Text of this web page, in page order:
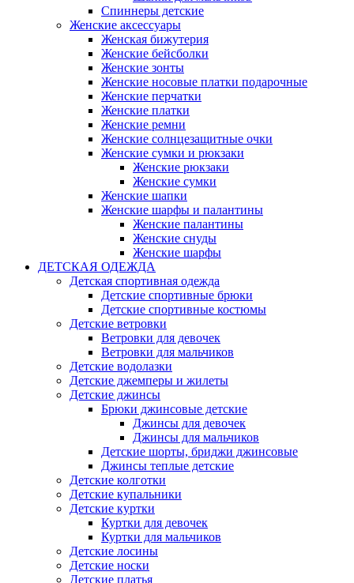
Спиннеры детские
Женские аксессуары
Женская бижутерия
Женские бейсболки
Женские зонты
Женские носовые платки подарочные
Женские перчатки
Женские платки
Женские ремни
Женские солнцезащитные очки
Женские сумки и рюкзаки
Женские рюкзаки
Женские сумки
Женские шапки
Женские шарфы и палантины
Женские палантины
Женские снуды
Женские шарфы
ДЕТСКАЯ ОДЕЖДА
Детская спортивная одежда
Детские спортивные брюки
Детские спортивные костюмы
Детские ветровки
Ветровки для девочек
Ветровки для мальчиков
Детские водолазки
Детские джемперы и жилеты
Детские джинсы
Брюки джинсовые детские
Джинсы для девочек
Джинсы для мальчиков
Детские шорты, бриджи джинсовые
Джинсы теплые детские
Детские колготки
Детские купальники
Детские куртки
Куртки для девочек
Куртки для мальчиков
Детские лосины
Детские носки
Детские платья